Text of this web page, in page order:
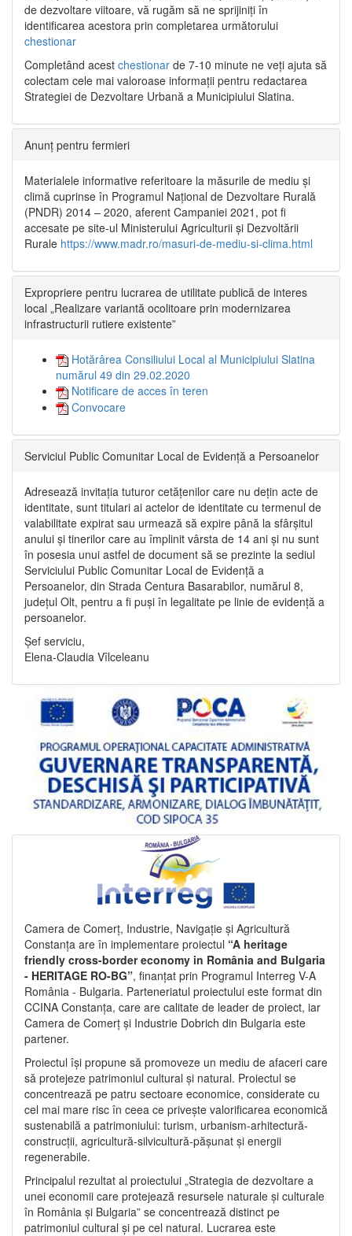
de dezvoltare viitoare, vă rugăm să ne sprijiniți în
identificarea acestora prin completarea următorului
chestionar
Completând acest chestionar de 7-10 minute ne veți ajuta să
colectam cele mai valoroase informații pentru redactarea
Strategiei de Dezvoltare Urbană a Municipiului Slatina.
Anunț pentru fermieri
Materialele informative referitoare la măsurile de mediu și
climă cuprinse în Programul Național de Dezvoltare Rurală
(PNDR) 2014 – 2020, aferent Campaniei 2021, pot fi
accesate pe site-ul Ministerului Agriculturii și Dezvoltării
Rurale https://www.madr.ro/masuri-de-mediu-si-clima.html
Expropriere pentru lucrarea de utilitate publică de interes
local „Realizare variantă ocolitoare prin modernizarea
infrastructurii rutiere existente”
Hotărârea Consiliului Local al Municipiului Slatina
numărul 49 din 29.02.2020
Notificare de acces în teren
Convocare
Serviciul Public Comunitar Local de Evidență a Persoanelor
Adresează invitația tuturor cetățenilor care nu dețin acte de
identitate, sunt titulari ai actelor de identitate cu termenul de
valabilitate expirat sau urmează să expire până la sfârșitul
anului și tinerilor care au împlinit vârsta de 14 ani și nu sunt
în posesia unui astfel de document să se prezinte la sediul
Serviciului Public Comunitar Local de Evidență a
Persoanelor, din Strada Centura Basarabilor, numărul 8,
județul Olt, pentru a fi puși în legalitate pe linie de evidență a
persoanelor.
Șef serviciu,
Elena-Claudia Vîlceleanu
Camera de Comerț, Industrie, Navigație și Agricultură
Constanța are în implementare proiectul “A heritage
friendly cross-border economy in România and Bulgaria
- HERITAGE RO-BG”, finanțat prin Programul Interreg V-A
România - Bulgaria. Parteneriatul proiectului este format din
CCINA Constanța, care are calitate de leader de proiect, iar
Camera de Comerț și Industrie Dobrich din Bulgaria este
partener.
Proiectul își propune să promoveze un mediu de afaceri care
să protejeze patrimoniul cultural și natural. Proiectul se
concentrează pe patru sectoare economice, considerate cu
cel mai mare risc în ceea ce privește valorificarea economică
sustenabilă a patrimoniului: turism, urbanism-arhitectură-
construcții, agricultură-silvicultură-pășunat și energii
regenerabile.
Principalul rezultat al proiectului „Strategia de dezvoltare a
unei economii care protejează resursele naturale și culturale
în România și Bulgaria” se concentrează distinct pe
patrimoniul cultural și pe cel natural. Lucrarea este